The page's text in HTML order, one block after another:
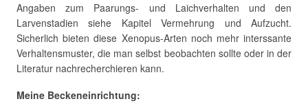
Angaben zum Paarungs- und Laichverhalten und den
Larvenstadien siehe Kapitel Vermehrung und Aufzucht.
Sicherlich bieten diese Xenopus-Arten noch mehr interssante
Verhaltensmuster, die man selbst beobachten sollte oder in der
Literatur nachrecherchieren kann.
Meine Beckeneinrichtung: